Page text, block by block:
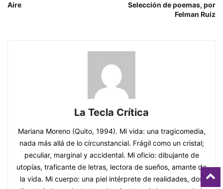
Aire
Selección de poemas, por
Felman Ruiz
La Tecla Crítica
Mariana Moreno (Quito, 1994). Mi vida: una tragicomedia,
nada más allá de lo circunstancial. Frágil como un cristal;
peculiar, marginal y accidental. Mi oficio: dibujante de
utopías, traficante de letras, lectora de sueños, amante de
la vida. Mi cuerpo: una piel intérprete de realidades, dos